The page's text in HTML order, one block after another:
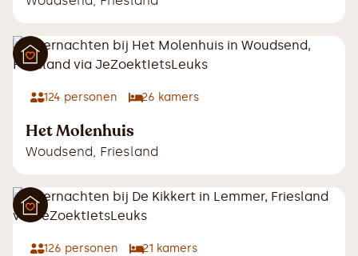
124 personen 26 kamers
Het Molenhuis
Woudsend, Friesland
126 personen 21 kamers